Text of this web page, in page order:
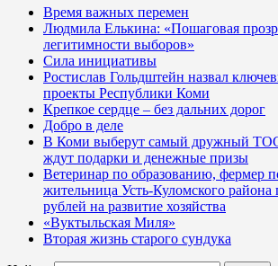
Время важных перемен
Людмила Елькина: «Пошаговая
легитимности выборов»
Сила инициативы
Ростислав Гольдштейн назвал
проекты Республики Коми
Крепкое сердце – без дальних дорог
Добро в деле
В Коми выберут самый дружный
ждут подарки и денежные призы
Ветеринар по образованию, фермер
жительница Усть-Куломского
рублей на развитие хозяйства
«Вуктыльская Миля»
Вторая жизнь старого сундука